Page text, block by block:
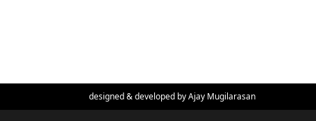
designed & developed byAjay Mugilarasan